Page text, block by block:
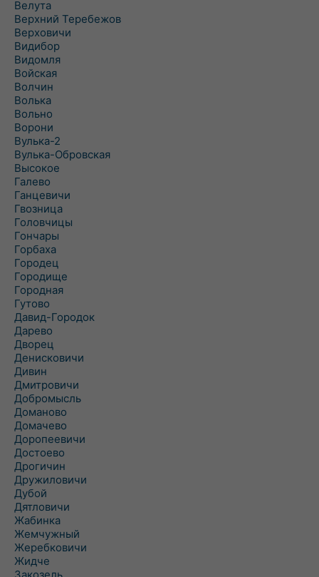
Велута
Верхний Теребежов
Верховичи
Видибор
Видомля
Войская
Волчин
Волька
Вольно
Ворони
Вулька-2
Вулька-Обровская
Высокое
Галево
Ганцевичи
Гвозница
Головчицы
Гончары
Горбаха
Городец
Городище
Городная
Гутово
Давид-Городок
Дарево
Дворец
Денисковичи
Дивин
Дмитровичи
Добромысль
Доманово
Домачево
Доропеевичи
Достоево
Дрогичин
Дружиловичи
Дубой
Дятловичи
Жабинка
Жемчужный
Жеребковичи
Жидче